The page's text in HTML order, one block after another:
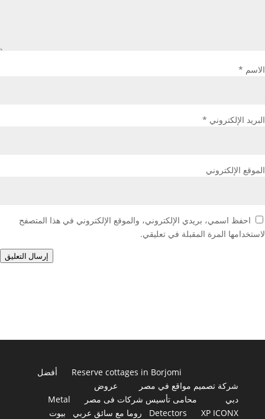
الاسم *
البريد الإلكتروني *
الموقع الإلكتروني
احفظ اسمي، بريدي الإلكتروني، والموقع الإلكتروني في هذا المتصفح
لاستخدامها المرة المقبلة في تعليقي.
إرسال التعليق
Reserve cottages in Borjomi
أفضل
شركة تصميم مواقع في مصر
عروض
دبي
محامى تأسيس شركات فى مصر
Metal
Detectors
XP ICONX روما مع سائق عربي
بيوت